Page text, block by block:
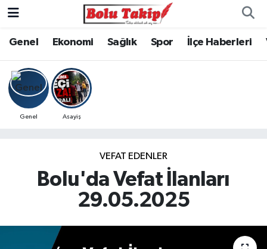
Genel Ekonomi Sağlık Spor İlçe Haberleri
Genel Asayiş
VEFAT EDENLER
Bolu'da Vefat İlanları
29.05.2025